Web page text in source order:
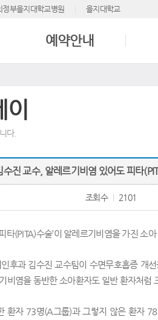
정부을지대학교병원 을지대학교
예약안내
다.
진 교수, 알레르기비염 있어도 피타
조회수 2101
타(PITA)수술’이 알레르기비염을 가진 소
후과 김수진 교수팀이 수면무호흡증 개
비염을 동반한 소아환자도 일반 환자처럼
환자 73명(A그룹)과 그렇지 않은 환자